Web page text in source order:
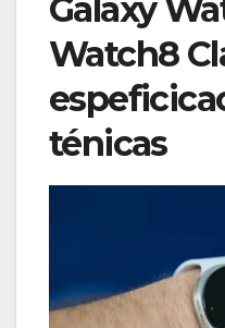
Galaxy
Watch8
ténicas